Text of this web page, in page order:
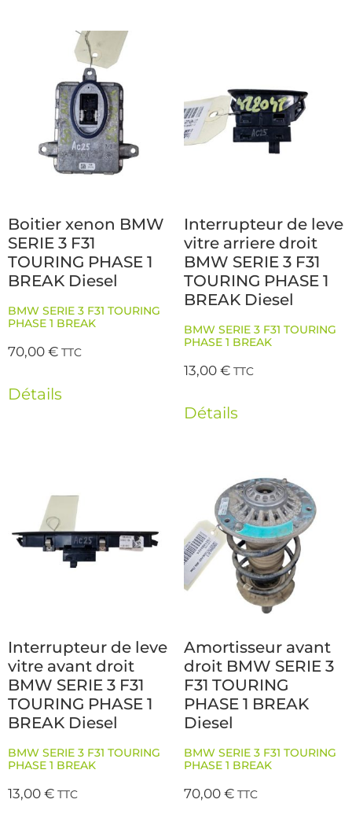
Boitier xenon BMW
SERIE 3 F31
TOURING PHASE 1
BREAK Diesel
BMW SERIE 3 F31 TOURING
PHASE 1 BREAK
70,00€ TTC
Détails
Interrupteur de leve
vitre arriere droit
BMW SERIE 3 F31
TOURING PHASE 1
BREAK Diesel
BMW SERIE 3 F31 TOURING
PHASE 1 BREAK
13,00€ TTC
Détails
Interrupteur de leve
vitre avant droit
BMW SERIE 3 F31
TOURING PHASE 1
BREAK Diesel
BMW SERIE 3 F31 TOURING
PHASE 1 BREAK
13,00€ TTC
Amortisseur avant
droit BMW SERIE 3
F31 TOURING
PHASE 1 BREAK
Diesel
BMW SERIE 3 F31 TOURING
PHASE 1 BREAK
70,00€ TTC